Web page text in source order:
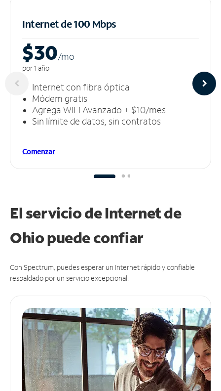
Internet de 100 Mbps
$30/mo
por 1 año
Internet con fibra óptica
Módem gratis
Agrega WiFi Avanzado + $10/mes
Sin límite de datos, sin contratos
Comenzar
El servicio de Internet de
Ohio puedeconfiar
Con Spectrum, puedes esperar un Internet rápido y confiable
respaldado por un servicio excepcional.